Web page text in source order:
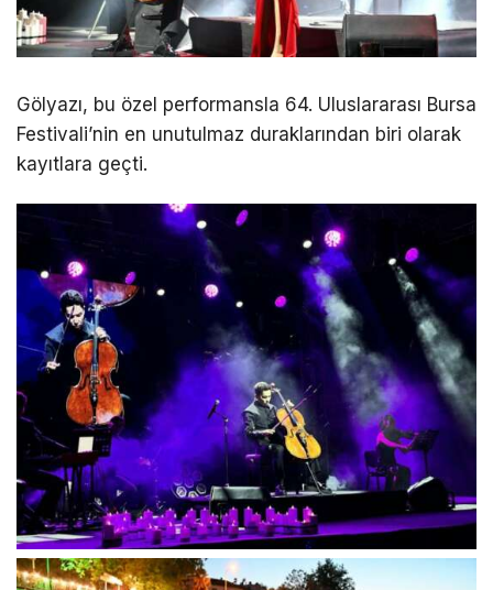
Gölyazı, bu özel performansla 64. Uluslararası Bursa
Festivali’nin en unutulmaz duraklarından biri olarak
kayıtlara geçti.